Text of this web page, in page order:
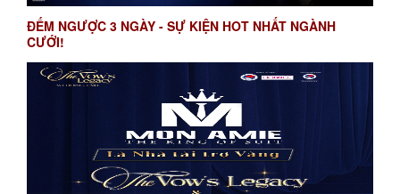
ĐẾM NGƯỢC 3 NGÀY - SỰ KIỆN HOT NHẤT NGÀNH
CƯỚI!